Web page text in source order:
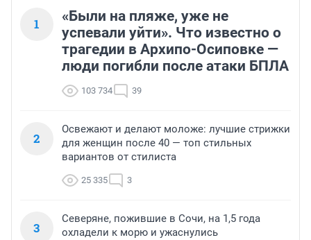
1
«Были на пляже, уже не
успевали уйти». Что известно о
трагедии в Архипо-Осиповке —
люди погибли после атаки БПЛА
103 734 39
2
Освежают и делают моложе: лучшие стрижки
для женщин после 40 — топ стильных
вариантов от стилиста
25 335 3
3
Северяне, пожившие в Сочи, на 1,5 года
охладели к морю и ужаснулись